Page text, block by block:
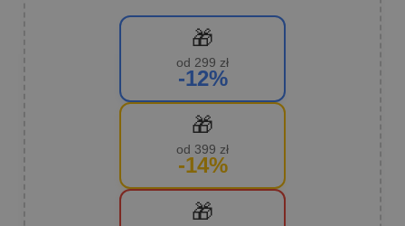
🎁
od 299 zł
-12%
🎁
od 399 zł
-14%
🎁